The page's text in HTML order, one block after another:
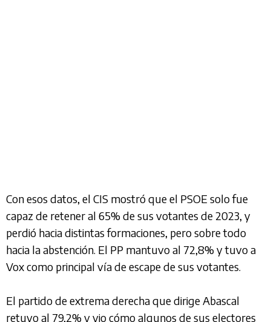
Con esos datos, el CIS mostró que el PSOE solo fue
capaz de retener al 65% de sus votantes de 2023, y
perdió hacia distintas formaciones, pero sobre todo
hacia la abstención. El PP mantuvo al 72,8% y tuvo a
Vox como principal vía de escape de sus votantes.
El partido de extrema derecha que dirige Abascal
retuvo al 79,2% y vio cómo algunos de sus electores